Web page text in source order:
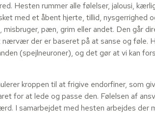
Hesten rummer alle følelser, jalousi,
med et åbent hjerte, tillid, nysgerrighed
pæn, grim eller andet. Den går
der er baseret på at sanse og føle.
(spejlneuroner), og det gør at vi kan
kroppen til at frigive endorfiner, som
for at lede og passe den. Følelsen af
I samarbejdet med hesten arbejdes der